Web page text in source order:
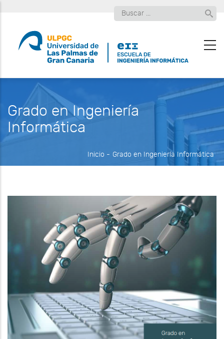
contenido
principal
Buscar
Inicio - Grado en Ingeniería Informática
Grado en Ingeniería
Informática